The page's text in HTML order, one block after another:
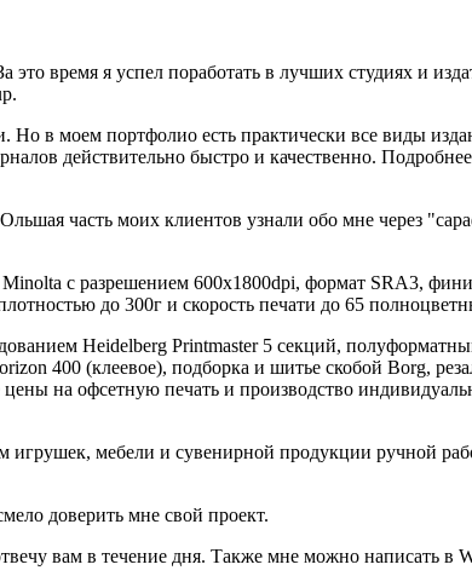
время я успел поработать в лучших студиях и
в моем портфолио есть практически все виды
действительно быстро и качественно.
часть моих клиентов узнали обо мне через
с разрешением 600x1800dpi, формат SRA3,
до 300г и скорость печати до 65
Heidelberg Printmaster 5 секций,
400 (клеевое), подборка и шитье скобой Borg,
на офсетную печать и производство
игрушек, мебели и сувенирной продукции ручной
доверить мне свой проект.
вам в течение дня. Также мне можно написать в